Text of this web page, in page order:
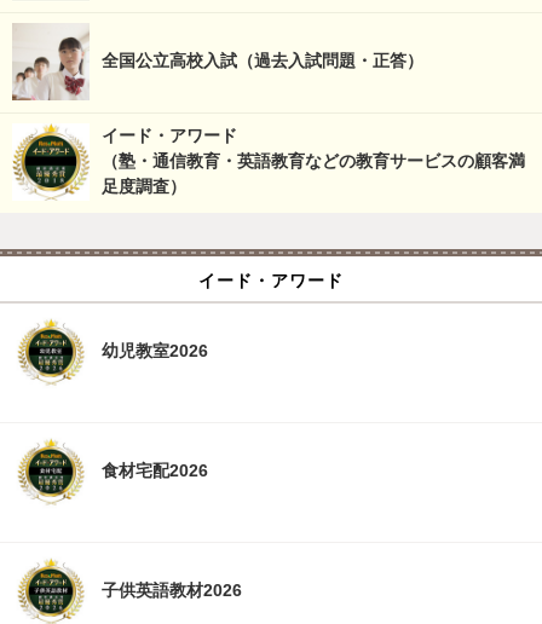
全国公立高校入試（過去入試問題・正答）
イード・アワード
（塾・通信教育・英語教育などの教育サービスの顧客満
足度調査）
イード・アワード
幼児教室2026
食材宅配2026
子供英語教材2026